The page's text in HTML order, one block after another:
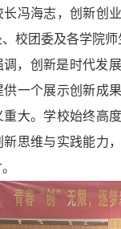
冯海志，创新创
校团委及各学院师
调，创新是时代发
一个展示创新成
大。学校始终高
新思维与实践能力